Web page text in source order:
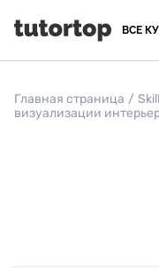
ВСЕ
Главная страница /
визуализации